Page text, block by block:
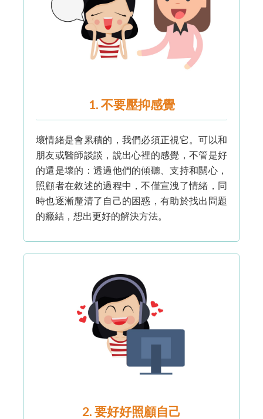
1. 不要壓抑感覺
壞情緒是會累積的，我們必須正視它。可以和
朋友或醫師談談，說出心裡的感覺，不管是好
的還是壞的：透過他們的傾聽、支持和關心，
照顧者在敘述的過程中，不僅宣洩了情緒，同
時也逐漸釐清了自己的困惑，有助於找出問題
的癥結，想出更好的解決方法。
2. 要好好照顧自己